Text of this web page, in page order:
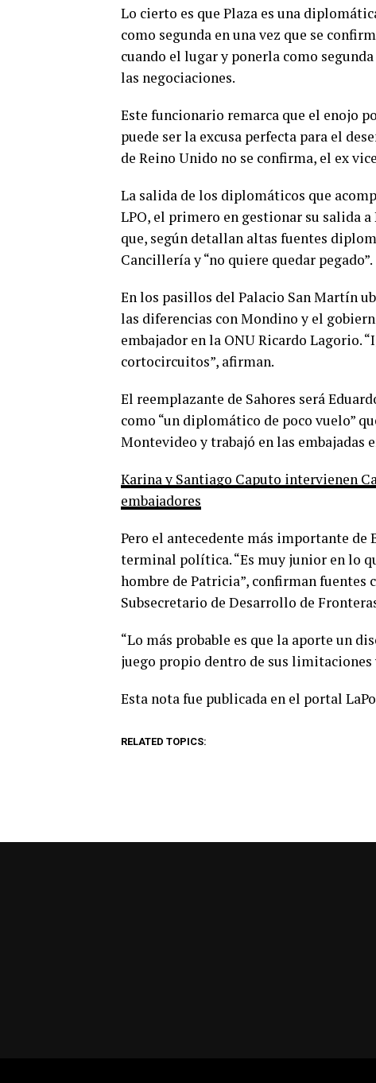
Lo cierto es que Plaza es una
como segunda en una vez que se
cuando el lugar y ponerla como
las negociaciones.
Este funcionario remarca que el enojo
puede ser la excusa perfecta para el
de Reino Unido no se confirma, el ex
La salida de los diplomáticos que
LPO, el primero en gestionar su salida
que, según detallan altas fuentes
Cancillería y “no quiere quedar pegado”.
En los pasillos del Palacio San Martín
las diferencias con Mondino y el
embajador en la ONU Ricardo Lagorio.
cortocircuitos”, afirman.
El reemplazante de Sahores será
como “un diplomático de poco vuelo”
Montevideo y trabajó en las embajadas
Karina y Santiago Caputo intervienen
embajadores
Pero el antecedente más importante
terminal política. “Es muy junior en lo
hombre de Patricia”, confirman fuentes
Subsecretario de Desarrollo de
“Lo más probable es que la aporte un
juego propio dentro de sus limitaciones
Esta nota fue publicada en el portal
RELATED TOPICS: